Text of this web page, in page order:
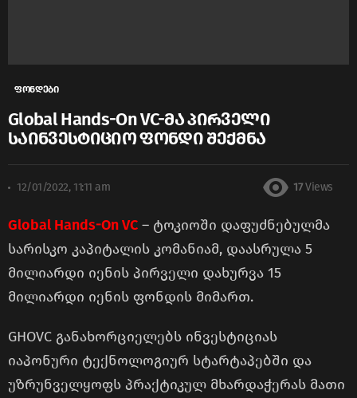
ფონდები
Global Hands-On VC-მა პირველი
საინვესტიციო ფონდი შექმნა
12/01/2022, 11:11 am 17 Views
Global Hands-On VC – ტოკიოში დაფუძნებულმა
სარისკო კაპიტალის კომანიამ, დაასრულა 5
მილიარდი იენის პირველი დახურვა 15
მილიარდი იენის ფონდის მიმართ.
GHOVC განახორციელებს ინვესტიციას
იაპონური ტექნოლოგიურ სტარტაპებში და
უზრუნველყოფს პრაქტიკულ მხარდაჭერას მათი